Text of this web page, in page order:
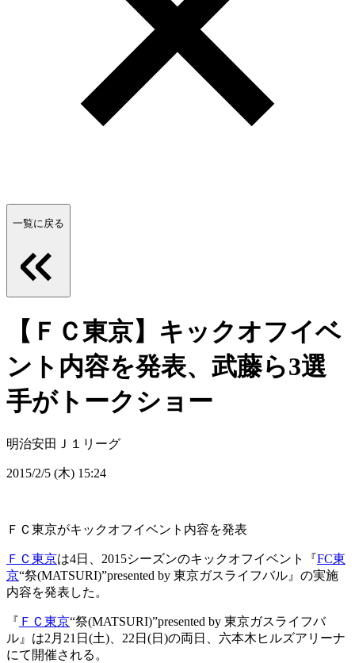
一覧に戻る
【ＦＣ東京】キックオフイベ
ント内容を発表、武藤ら3選
手がトークショー
明治安田Ｊ１リーグ
2015/2/5 (木) 15:24
ＦＣ東京がキックオフイベント内容を発表
ＦＣ東京は4日、2015シーズンのキックオフイベント『FC東
京“祭(MATSURI)”presented by 東京ガスライフバル』の実施
内容を発表した。
『 ＦＣ東京“祭(MATSURI)”presented by 東京ガスライフバ
ル』は2月21日(土)、22日(日)の両日、六本木ヒルズアリーナ
にて開催される。